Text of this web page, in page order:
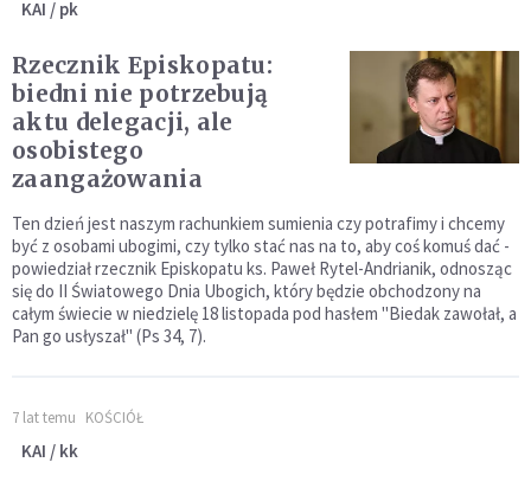
KAI / pk
Rzecznik Episkopatu:
biedni nie potrzebują
aktu delegacji, ale
osobistego
zaangażowania
Ten dzień jest naszym rachunkiem sumienia czy potrafimy i chcemy
być z osobami ubogimi, czy tylko stać nas na to, aby coś komuś dać -
powiedział rzecznik Episkopatu ks. Paweł Rytel-Andrianik, odnosząc
się do II Światowego Dnia Ubogich, który będzie obchodzony na
całym świecie w niedzielę 18 listopada pod hasłem "Biedak zawołał, a
Pan go usłyszał" (Ps 34, 7).
7 lat temu KOŚCIÓŁ
KAI / kk